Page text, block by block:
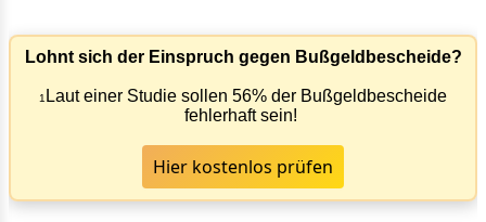
Lohnt sich der Einspruch gegen Bußgeldbescheide?
1 Laut einer Studie sollen 56% der Bußgeldbescheide
fehlerhaft sein!
Hier kostenlos prüfen